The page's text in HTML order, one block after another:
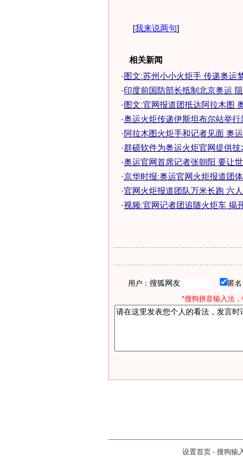
[我来说两句]
相关新闻
·图文:苏州小小火炬手 传递奥运
·印度前国防部长抵制北京奥运 阻
·图文:官网报道团抵达阿拉木图
·奥运火炬传递伊斯坦布尔站举
· 阿拉木图火炬手和记者见面 奥运
·群硕软件为奥运火炬官网提供技
·奥运官网首席记者张朝阳 要让世
·京华时报:奥运官网火炬报道团
·官网火炬报道团队万米长跑 六
·视频:官网记者团追随火炬车 揭
用户： 匿
*搜狗拼音输入法
设置首页 - 搜狗输